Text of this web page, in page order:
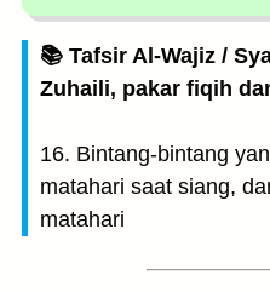
📚 Tafsir Al-Wajiz /
Zuhaili, pakar fiqih
16. Bintang-bintang
matahari saat siang,
matahari